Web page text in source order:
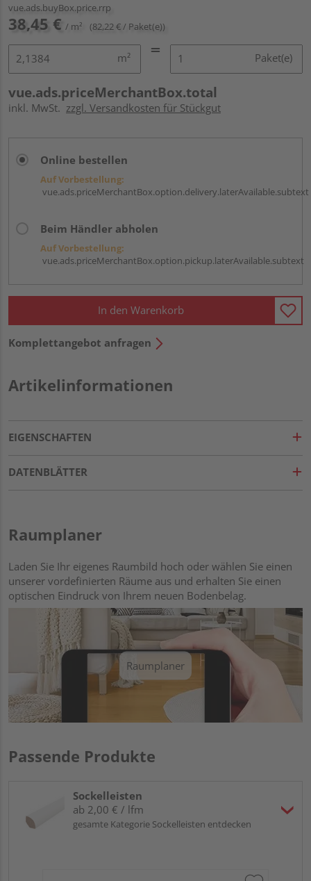
vue.ads.buyBox.price.rrp
38,45 € / m² (82,22 € / Paket(e))
m² Paket(e)
vue.ads.priceMerchantBox.total
inkl. MwSt. zzgl. Versandkosten für Stückgut
Online bestellen
Auf Vorbestellung:
vue.ads.priceMerchantBox.option.delivery.laterAvailable.subtext
Beim Händler abholen
Auf Vorbestellung:
vue.ads.priceMerchantBox.option.pickup.laterAvailable.subtext
In den Warenkorb
Komplettangebot anfragen
Artikelinformationen
EIGENSCHAFTEN
DATENBLÄTTER
Raumplaner
Laden Sie Ihr eigenes Raumbild hoch oder wählen Sie einen
unserer vordefinierten Räume aus und erhalten Sie einen
optischen Eindruck von Ihrem neuen Bodenbelag.
Raumplaner
Passende Produkte
Sockelleisten
ab 2,00 € / lfm
gesamte Kategorie Sockelleisten entdecken